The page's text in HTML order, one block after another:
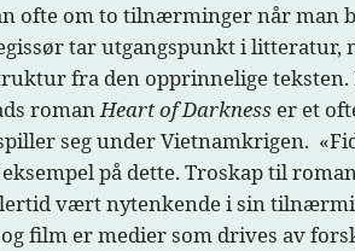
ofte om to tilnærminger når man
tar utgangspunkt i litteratur,
fra den opprinnelige
romanHeart of Darkness er et
seg under Vietnamkrigen.
på dette. Troskap til
vært nytenkende i sin
film er medier som drives av